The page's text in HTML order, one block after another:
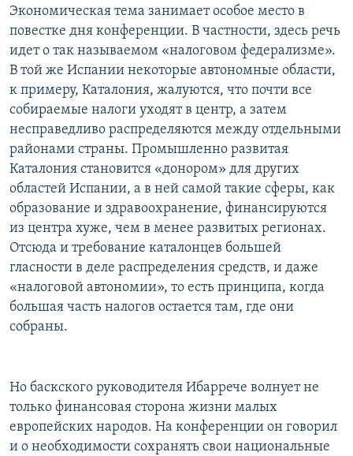
Экономическая тема занимает особое место в
повестке дня конференции. В частности, здесь речь
идет о так называемом «налоговом федерализме».
В той же Испании некоторые автономные области,
к примеру, Каталония, жалуются, что почти все
собираемые налоги уходят в центр, а затем
несправедливо распределяются между отдельными
районами страны. Промышленно развитая
Каталония становится «донором» для других
областей Испании, а в ней самой такие сферы, как
образование и здравоохранение, финансируются
из центра хуже, чем в менее развитых регионах.
Отсюда и требование каталонцев большей
гласности в деле распределения средств, и даже
«налоговой автономии», то есть принципа, когда
большая часть налогов остается там, где они
собраны.
Но баскского руководителя Ибаррече волнует не
только финансовая сторона жизни малых
европейских народов. На конференции он говорил
и о необходимости сохранять свои национальные